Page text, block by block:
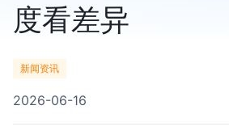
度看差异
新闻资讯
2026-06-16